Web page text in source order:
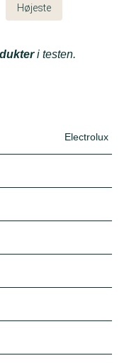
Højeste
i testen.
Electrolux